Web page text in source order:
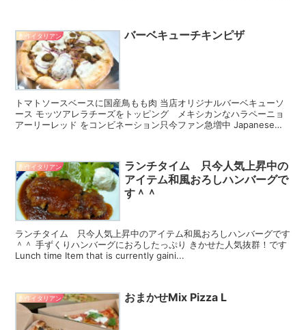
創作イタリアン バーベキューチキンピザ
トマトソースベースに国産鳥もも肉 当店オリジナルバーベキューソ
ース モッツアレラチーズをトッピング メキシカンなハラペーニョ
アーリーレッド をコンビネーション只今ファン急増中 Japanese
創作イタリアン
ランチタイム 只今人気上昇中の
アイテム和風おろしハンバーグで
す＾＾
ランチタイム 只今人気上昇中のアイテム和風おろしハンバーグです
＾＾ 手ずくりハンバーグにおろしたっぷり きかせた人気抜群！です
Lunch time Item that is currently gaini...
創作イタリアン おまかせMix Pizza L